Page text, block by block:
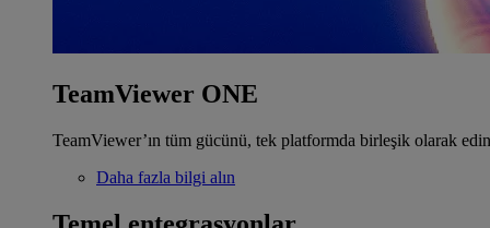
TeamViewer ONE
TeamViewer’ın tüm gücünü, tek platformda birleşik olarak
Daha fazla bilgi alın